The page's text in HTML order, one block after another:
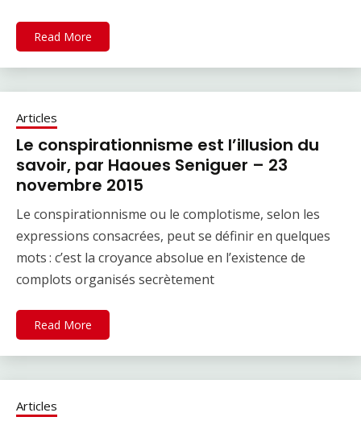
Read More
Articles
Le conspirationnisme est l’illusion du
savoir, par Haoues Seniguer – 23
novembre 2015
Le conspirationnisme ou le complotisme, selon les
expressions consacrées, peut se définir en quelques
mots : c’est la croyance absolue en l’existence de
complots organisés secrètement
Read More
Articles